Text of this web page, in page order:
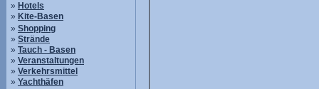
» Hotels
» Kite-Basen
» Shopping
» Strände
» Tauch - Basen
» Veranstaltungen
» Verkehrsmittel
» Yachthäfen